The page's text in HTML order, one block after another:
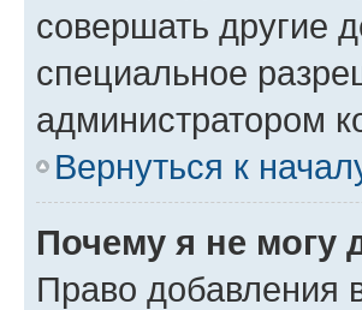
совершать другие
специальное
администратором
Вернуться к
Почему я не могу
Право добавления